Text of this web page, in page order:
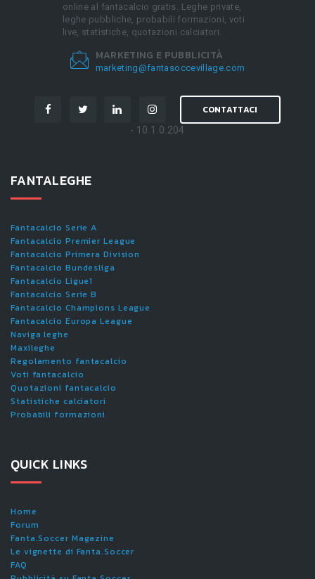
online al fantacalcio gratis. Leghe private,
leghe pubbliche, probabili formazioni, voti
live, statistiche, quotazioni calciatori.
MARKETING E PUBBLICITÀ
marketing@fantasoccevillage.com
CONTATTACI
- 10.1.0.204
FANTALEGHE
Fantacalcio Serie A
Fantacalcio Premier League
Fantacalcio Primera Division
Fantacalcio Bundesliga
Fantacalcio Ligue1
Fantacalcio Serie B
Fantacalcio Champions League
Fantacalcio Europa League
Naviga leghe
Maxileghe
Regolamento fantacalcio
Voti fantacalcio
Quotazioni fantacalcio
Statistiche calciatori
Probabili formazioni
QUICK LINKS
Home
Forum
Fanta.Soccer Magazine
Le vignette di Fanta.Soccer
FAQ